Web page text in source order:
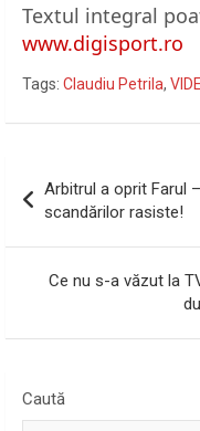
Textul integral
www.digisport.ro
Tags: Claudiu Petrila,
în
articole
Arbitrul a oprit Farul
scandărilor rasiste!
Ce nu s-a văzut la
Caută